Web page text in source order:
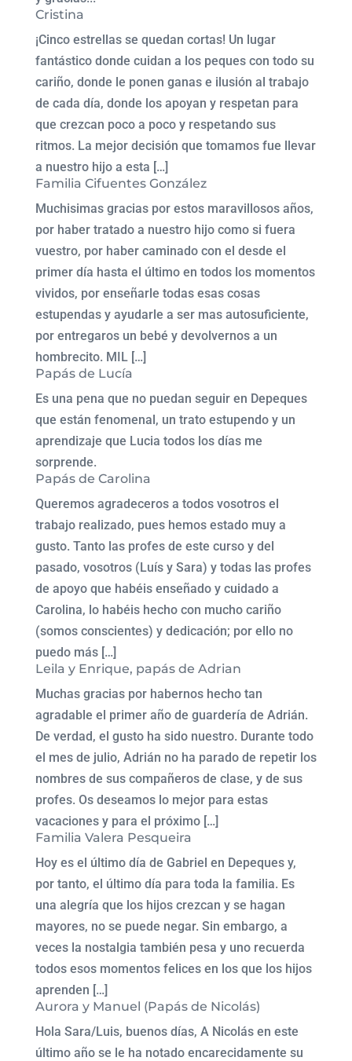
Cristina
¡Cinco estrellas se quedan cortas! Un lugar
fantástico donde cuidan a los peques con todo su
cariño, donde le ponen ganas e ilusión al trabajo
de cada día, donde los apoyan y respetan para
que crezcan poco a poco y respetando sus
ritmos. La mejor decisión que tomamos fue llevar
a nuestro hijo a esta […]
Familia Cifuentes González
Muchisimas gracias por estos maravillosos años,
por haber tratado a nuestro hijo como si fuera
vuestro, por haber caminado con el desde el
primer día hasta el último en todos los momentos
vividos, por enseñarle todas esas cosas
estupendas y ayudarle a ser mas autosuficiente,
por entregaros un bebé y devolvernos a un
hombrecito. MIL […]
Papás de Lucía
Es una pena que no puedan seguir en Depeques
que están fenomenal, un trato estupendo y un
aprendizaje que Lucia todos los días me
sorprende.
Papás de Carolina
Queremos agradeceros a todos vosotros el
trabajo realizado, pues hemos estado muy a
gusto. Tanto las profes de este curso y del
pasado, vosotros (Luís y Sara) y todas las profes
de apoyo que habéis enseñado y cuidado a
Carolina, lo habéis hecho con mucho cariño
(somos conscientes) y dedicación; por ello no
puedo más […]
Leila y Enrique, papás de Adrian
Muchas gracias por habernos hecho tan
agradable el primer año de guardería de Adrián.
De verdad, el gusto ha sido nuestro. Durante todo
el mes de julio, Adrián no ha parado de repetir los
nombres de sus compañeros de clase, y de sus
profes. Os deseamos lo mejor para estas
vacaciones y para el próximo […]
Familia Valera Pesqueira
Hoy es el último día de Gabriel en Depeques y,
por tanto, el último día para toda la familia. Es
una alegría que los hijos crezcan y se hagan
mayores, no se puede negar. Sin embargo, a
veces la nostalgia también pesa y uno recuerda
todos esos momentos felices en los que los hijos
aprenden […]
Aurora y Manuel (Papás de Nicolás)
Hola Sara/Luis, buenos días, A Nicolás en este
último año se le ha notado encarecidamente su